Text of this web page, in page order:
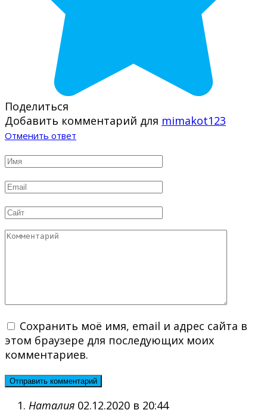
Поделиться
Добавить комментарий для mimakot123
Отменить ответ
Имя
Email
Сайт
Комментарий
Сохранить моё имя, email и адрес сайта в
этом браузере для последующих моих
комментариев.
Наталия 02.12.2020 в 20:44